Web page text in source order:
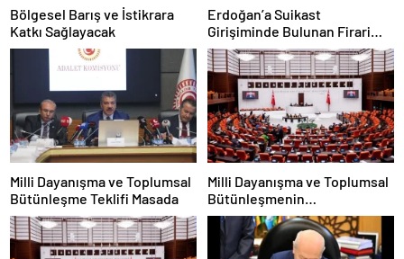
Bölgesel Barış ve İstikrara
Katkı Sağlayacak
Erdoğan’a Suikast
Girişiminde Bulunan Firari
FETÖ Üyesi Burkay Karatepe
Tutuklandı
Milli Dayanışma ve Toplumsal
Bütünleşme Teklifi Masada
Milli Dayanışma ve Toplumsal
Bütünleşmenin
Güçlendirilmesine Dair Kanun
Teklifi TBMM’ye Sunuldu